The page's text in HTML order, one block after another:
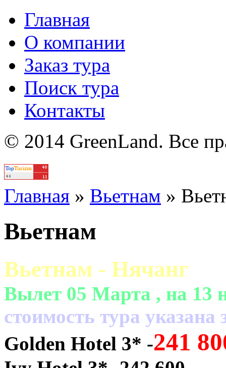
Главная
О компании
Заказ тура
Поиск тура
Контакты
© 2014 GreenLand. Все
Главная » Вьетнам »
Вьетнам
Вьетнам - Нячанг
Вылет 05 Марта , на 13
cтоимость тура указана
Golden Hotel 3* -241